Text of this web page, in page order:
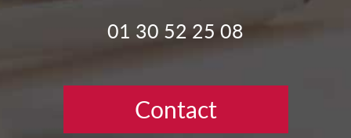
01 30 52 25 08
Contact